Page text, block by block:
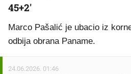
45+2'
Marco Pašalić je ubacio iz
odbija obrana Paname.
24.06.2026. 01:46